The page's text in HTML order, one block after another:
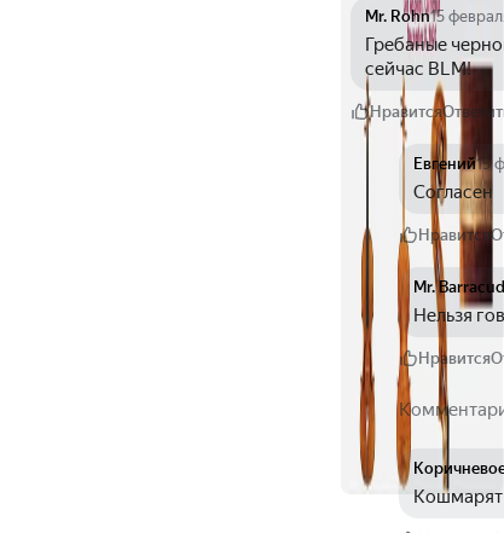
Mr. Rohn15
Гребаные
сейчас BLM!
Нравится
Евгений15
Согласен
Нравится
Mr.
Нельзя
Нравится
Кошмарят